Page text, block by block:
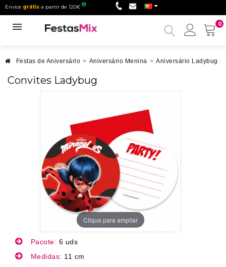
Envios grátis a partir de 120€
0
Minha
Festas de Aniversário > Aniversário Menina > Aniversário Ladybug >
Convites Ladybug
Clique para ampliar
Pacote: 6 uds
Medidas: 11 cm